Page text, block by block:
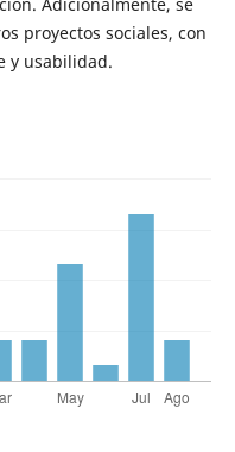
proyectos sociales, con
y usabilidad.